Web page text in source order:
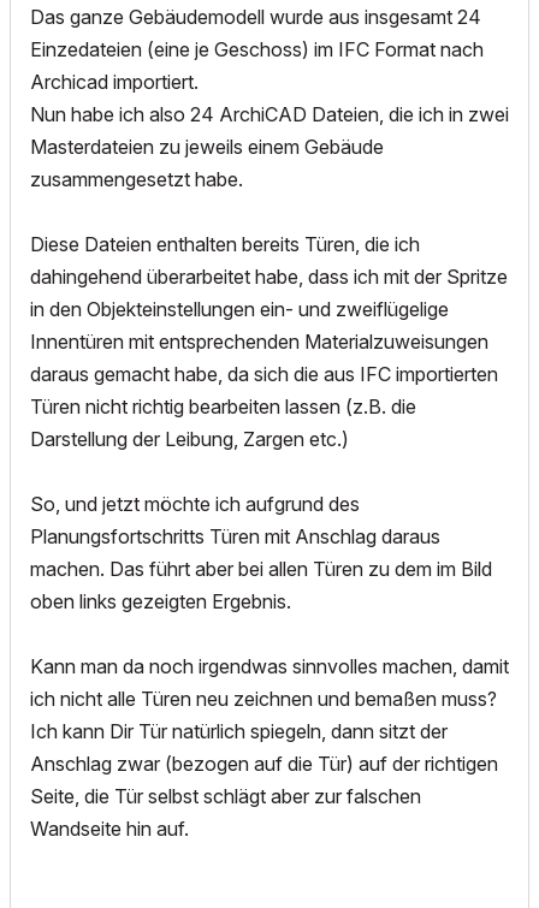
Das ganze Gebäudemodell wurde aus insgesamt 24
Einzedateien (eine je Geschoss) im IFC Format nach
Archicad importiert.
Nun habe ich also 24 ArchiCAD Dateien, die ich in zwei
Masterdateien zu jeweils einem Gebäude
zusammengesetzt habe.
Diese Dateien enthalten bereits Türen, die ich
dahingehend überarbeitet habe, dass ich mit der Spritze
in den Objekteinstellungen ein- und zweiflügelige
Innentüren mit entsprechenden Materialzuweisungen
daraus gemacht habe, da sich die aus IFC importierten
Türen nicht richtig bearbeiten lassen (z.B. die
Darstellung der Leibung, Zargen etc.)
So, und jetzt möchte ich aufgrund des
Planungsfortschritts Türen mit Anschlag daraus
machen. Das führt aber bei allen Türen zu dem im Bild
oben links gezeigten Ergebnis.
Kann man da noch irgendwas sinnvolles machen, damit
ich nicht alle Türen neu zeichnen und bemaßen muss?
Ich kann Dir Tür natürlich spiegeln, dann sitzt der
Anschlag zwar (bezogen auf die Tür) auf der richtigen
Seite, die Tür selbst schlägt aber zur falschen
Wandseite hin auf.